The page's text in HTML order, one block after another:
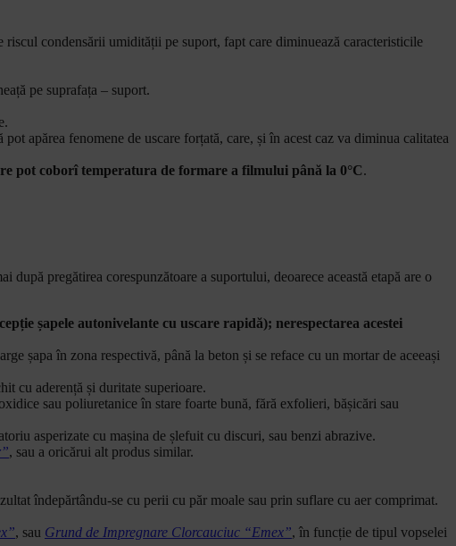
condensării umidității pe suport, fapt care diminuează caracteristicile
pe suprafața – suport.
apărea fenomene de uscare forțată, care, și în acest caz va diminua calitatea
pot coborî temperatura de formare a filmului până la 0°C.
după pregătirea corespunzătoare a suportului, deoarece această etapă are o
șapele autonivelante cu uscare rapidă); nerespectarea acestei
șapa în zona respectivă, până la beton și se reface cu un mortar de aceeași
cu aderență și duritate superioare.
sau poliuretanice în stare foarte bună, fără exfolieri, bășicări sau
asperizate cu mașina de șlefuit cu discuri, sau benzi abrazive.
, sau a oricărui alt produs similar.
îndepărtându-se cu perii cu păr moale sau prin suflare cu aer comprimat.
, sau Grund de Impregnare Clorcauciuc “Emex”, în funcție de tipul vopselei